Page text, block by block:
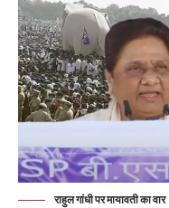
राहुल गांधी पर मायावती का वार